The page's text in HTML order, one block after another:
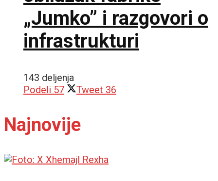
„Jumko” i razgovori o
infrastrukturi
143 deljenja
Podeli 57 Tweet 36
Najnovije